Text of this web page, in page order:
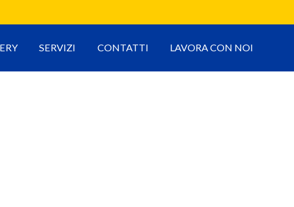
SERVIZI CONTATTI LAVORA CON NOI